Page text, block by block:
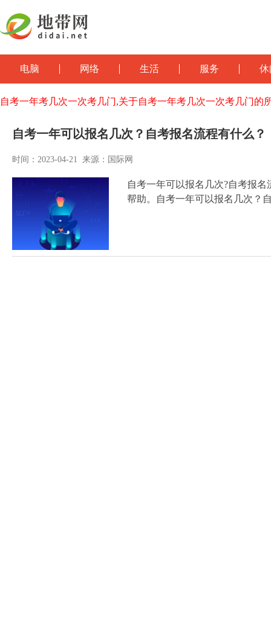
电脑 网络 生活 服务 休
自考一年考几次一次考几门,关于自考一年考几次一次考几门的
自考一年可以报名几次？自考报名流程有什么？
时间：2023-04-21 来源：国际网
自考一年可以报名几次?自考报
帮助。自考一年可以报名几次？